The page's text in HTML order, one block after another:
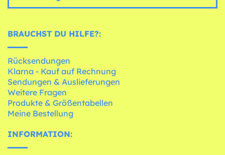
BRAUCHST DU HILFE?:
Rücksendungen
Klarna - Kauf auf Rechnung
Sendungen & Auslieferungen
Weitere Fragen
Produkte & Größentabellen
Meine Bestellung
INFORMATION: